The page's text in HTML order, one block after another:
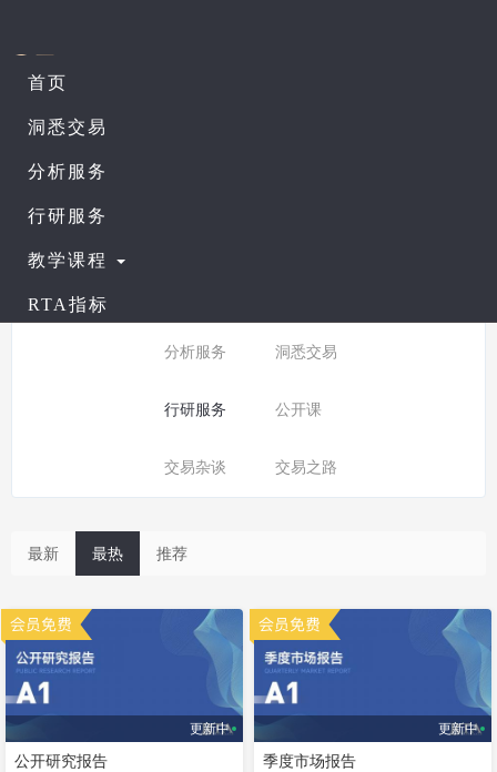
首页
洞悉交易
分析服务
行研服务
教学课程
RTA指标
课程列表
所有分类：
分析服务 洞悉交易
行研服务 公开课
交易杂谈 交易之路
最新 最热 推荐
更新中
公开研究报告
更新中
季度市场报告